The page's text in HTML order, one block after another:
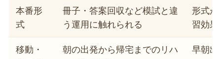
本番形
式
冊子・答案回収など模試と違
う運用に触れられる
形式
習効果
移動・
朝の出発から帰宅までのリハ
早朝出